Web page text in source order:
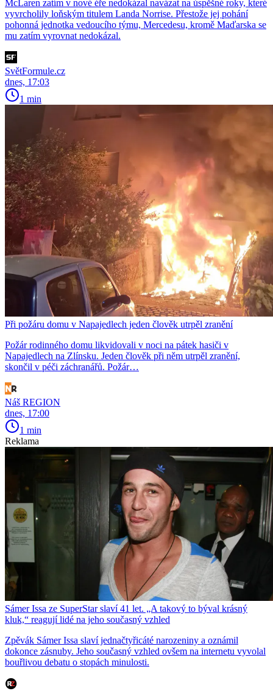
McLaren zatím v nové éře nedokázal navázat na úspěšné roky, které
vyvrcholily loňským titulem Landa Norrise. Přestože jej pohání
pohonná jednotka vedoucího týmu, Mercedesu, kromě Maďarska se
mu zatím vyrovnat nedokázal.
SvětFormule.cz
dnes, 17:03
1 min
Při požáru domu v Napajedlech jeden člověk utrpěl zranění
Požár rodinného domu likvidovali v noci na pátek hasiči v
Napajedlech na Zlínsku. Jeden člověk při něm utrpěl zranění,
skončil v péči záchranářů. Požár…
Náš REGION
dnes, 17:00
1 min
Reklama
Sámer Issa ze SuperStar slaví 41 let. „A takový to býval krásný
kluk,“ reagují lidé na jeho současný vzhled
Zpěvák Sámer Issa slaví jednačtyřicáté narozeniny a oznámil
dokonce zásnuby. Jeho současný vzhled ovšem na internetu vyvolal
bouřlivou debatu o stopách minulosti.